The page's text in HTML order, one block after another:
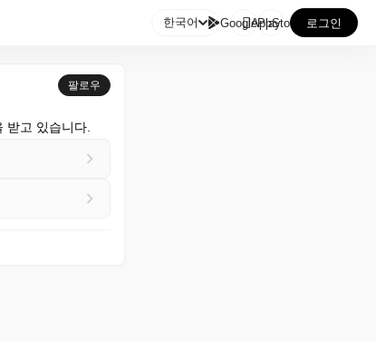
한국어 GooglePlay
AppStore 로그인
팔로우
받고 있습니다.